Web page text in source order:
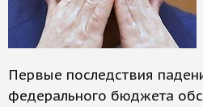
Первые последствия
федерального бюджета